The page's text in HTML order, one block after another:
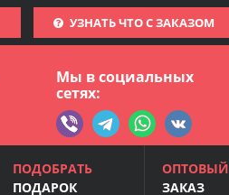
УЗНАТЬ ЧТО С ЗАКАЗОМ
Мы в социальных
сетях:
ПОДОБРАТЬ
ПОДАРОК
ОПТОВЫЙ
ЗАКАЗ